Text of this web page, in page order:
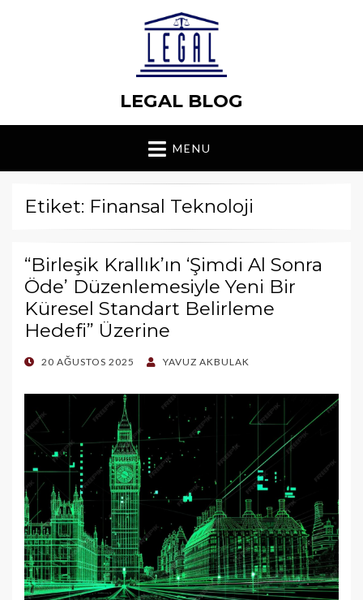
LEGAL BLOG
MENU
Etiket: Finansal Teknoloji
“Birleşik Krallık’ın ‘Şimdi Al Sonra
Öde’ Düzenlemesiyle Yeni Bir
Küresel Standart Belirleme
Hedefi” Üzerine
POSTED
20 AĞUSTOS 2025 YAVUZ AKBULAK